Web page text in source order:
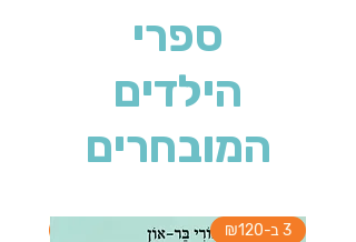
ספרי
הילדים
המובחרים
3 ב-₪120